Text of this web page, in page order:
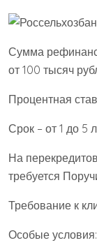
Сумма
от 100 тысяч
Процентная
Срок – от 1 до 5
На
требуется
Требование к
Особые